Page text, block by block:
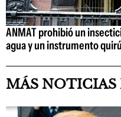
ANMAT prohibió un
agua y un instrumento
MÁS NOTICIAS